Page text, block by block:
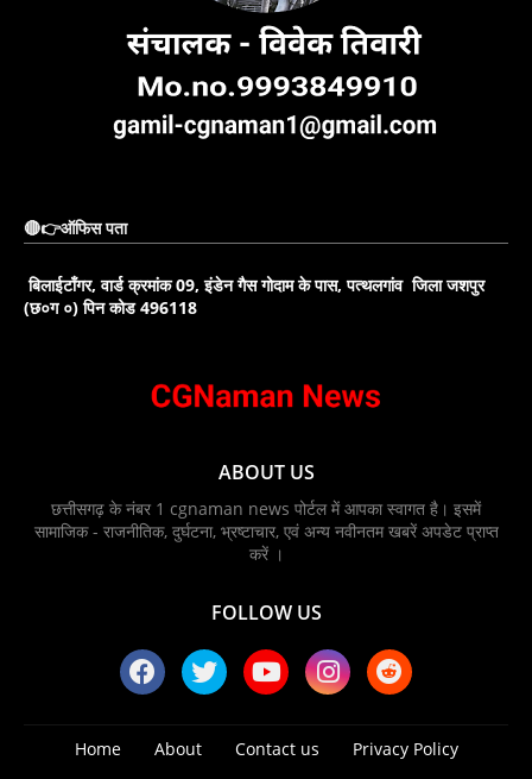
🔴👉ऑफिस पता
बिलाईटाँगर, वार्ड क्रमांक 09, इंडेन गैस गोदाम के पास, पत्थलगांव जिला जशपुर
(छ०ग ०) पिन कोड 496118
ABOUT US
छत्तीसगढ़ के नंबर 1 cgnaman news पोर्टल में आपका स्वागत है। इसमें
सामाजिक - राजनीतिक, दुर्घटना, भ्रष्टाचार, एवं अन्य नवीनतम खबरें अपडेट प्राप्त
करें ।
FOLLOW US
Home About Contact us Privacy Policy